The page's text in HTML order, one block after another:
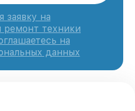
заявку на
ремонт техники
на
данных